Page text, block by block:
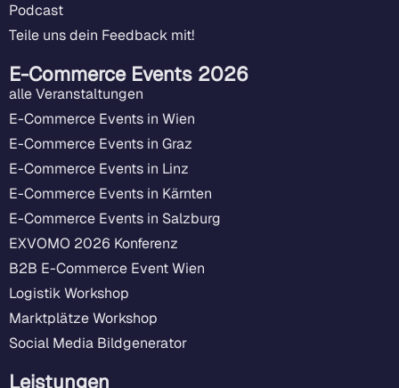
Podcast
Teile uns dein Feedback mit!
E-Commerce Events 2026
alle Veranstaltungen
E-Commerce Events in Wien
E-Commerce Events in Graz
E-Commerce Events in Linz
E-Commerce Events in Kärnten
E-Commerce Events in Salzburg
EXVOMO 2026 Konferenz
B2B E-Commerce Event Wien
Logistik Workshop
Marktplätze Workshop
Social Media Bildgenerator
Leistungen